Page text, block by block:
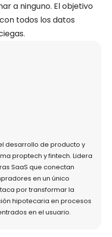
a ninguno. El objetivo
todos los datos
desarrollo de producto y
proptech y fintech. Lidera
SaaS que conectan
en un único
por transformar la
hipotecaria en procesos
en el usuario.